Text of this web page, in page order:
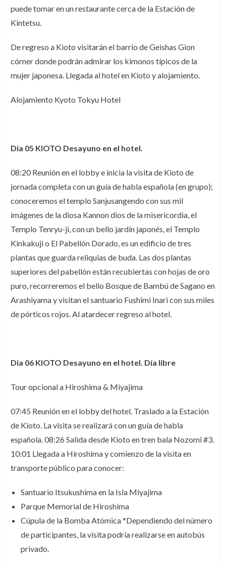
puede tomar en un restaurante cerca de la Estación de
Kintetsu.
De regreso a Kioto visitarán el barrio de Geishas Gion
córner donde podrán admirar los kimonos típicos de la
mujer japonesa. Llegada al hotel en Kioto y alojamiento.
Alojamiento Kyoto Tokyu Hotel
Dia 05 KIOTO Desayuno en el hotel.
08:20 Reunión en el lobby e inicia la visita de Kioto de
jornada completa con un guía de habla española (en grupo);
conoceremos el templo Sanjusangendo con sus mil
imágenes de la diosa Kannon dios de la misericordia, el
Templo Tenryu-ji, con un bello jardín japonés, el Templo
Kinkakuji o El Pabellón Dorado, es un edificio de tres
plantas que guarda reliquias de buda. Las dos plantas
superiores del pabellón están recubiertas con hojas de oro
puro, recorreremos el bello Bosque de Bambú de Sagano en
Arashiyama y visitan el santuario Fushimi Inari con sus miles
de pórticos rojos. Al atardecer regreso al hotel.
Dia 06 KIOTO Desayuno en el hotel. Día libre
Tour opcional a Hiroshima & Miyajima
07:45 Reunión en el lobby del hotel. Traslado a la Estación
de Kioto. La visita se realizará con un guía de habla
española. 08:26 Salida desde Kioto en tren bala Nozomi #3.
10:01 Llegada a Hiroshima y comienzo de la visita en
transporte público para conocer:
Santuario Itsukushima en la Isla Miyajima
Parque Memorial de Hiroshima
Cúpula de la Bomba Atómica *Dependiendo del número
de participantes, la visita podría realizarse en autobús
privado.